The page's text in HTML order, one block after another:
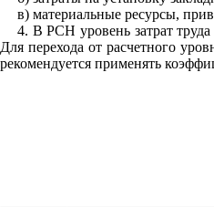
в) материальные ресурсы,
4. ВРСН уровень затрат
Для перехода от расчетного
рекомендуется применять